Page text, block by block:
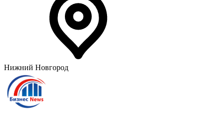
Нижний Новгород